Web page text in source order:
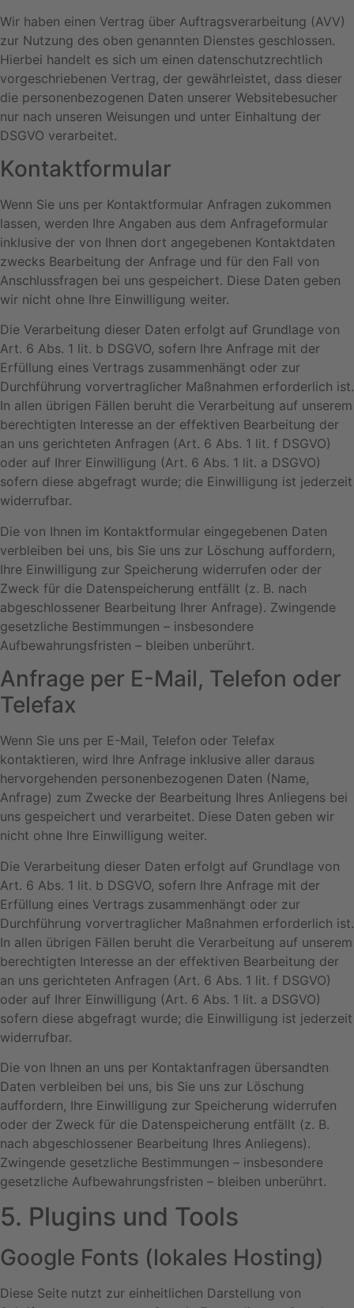
Wir haben einen Vertrag über Auftragsverarbeitung (AVV)
zur Nutzung des oben genannten Dienstes geschlossen.
Hierbei handelt es sich um einen datenschutzrechtlich
vorgeschriebenen Vertrag, der gewährleistet, dass dieser
die personenbezogenen Daten unserer Websitebesucher
nur nach unseren Weisungen und unter Einhaltung der
DSGVO verarbeitet.
Kontaktformular
Wenn Sie uns per Kontaktformular Anfragen zukommen
lassen, werden Ihre Angaben aus dem Anfrageformular
inklusive der von Ihnen dort angegebenen Kontaktdaten
zwecks Bearbeitung der Anfrage und für den Fall von
Anschlussfragen bei uns gespeichert. Diese Daten geben
wir nicht ohne Ihre Einwilligung weiter.
Die Verarbeitung dieser Daten erfolgt auf Grundlage von
Art. 6 Abs. 1 lit. b DSGVO, sofern Ihre Anfrage mit der
Erfüllung eines Vertrags zusammenhängt oder zur
Durchführung vorvertraglicher Maßnahmen erforderlich ist.
In allen übrigen Fällen beruht die Verarbeitung auf unserem
berechtigten Interesse an der effektiven Bearbeitung der
an uns gerichteten Anfragen (Art. 6 Abs. 1 lit. f DSGVO)
oder auf Ihrer Einwilligung (Art. 6 Abs. 1 lit. a DSGVO)
sofern diese abgefragt wurde; die Einwilligung ist jederzeit
widerrufbar.
Die von Ihnen im Kontaktformular eingegebenen Daten
verbleiben bei uns, bis Sie uns zur Löschung auffordern,
Ihre Einwilligung zur Speicherung widerrufen oder der
Zweck für die Datenspeicherung entfällt (z. B. nach
abgeschlossener Bearbeitung Ihrer Anfrage). Zwingende
gesetzliche Bestimmungen – insbesondere
Aufbewahrungsfristen – bleiben unberührt.
Anfrage per E-Mail, Telefon oder
Telefax
Wenn Sie uns per E-Mail, Telefon oder Telefax
kontaktieren, wird Ihre Anfrage inklusive aller daraus
hervorgehenden personenbezogenen Daten (Name,
Anfrage) zum Zwecke der Bearbeitung Ihres Anliegens bei
uns gespeichert und verarbeitet. Diese Daten geben wir
nicht ohne Ihre Einwilligung weiter.
Die Verarbeitung dieser Daten erfolgt auf Grundlage von
Art. 6 Abs. 1 lit. b DSGVO, sofern Ihre Anfrage mit der
Erfüllung eines Vertrags zusammenhängt oder zur
Durchführung vorvertraglicher Maßnahmen erforderlich ist.
In allen übrigen Fällen beruht die Verarbeitung auf unserem
berechtigten Interesse an der effektiven Bearbeitung der
an uns gerichteten Anfragen (Art. 6 Abs. 1 lit. f DSGVO)
oder auf Ihrer Einwilligung (Art. 6 Abs. 1 lit. a DSGVO)
sofern diese abgefragt wurde; die Einwilligung ist jederzeit
widerrufbar.
Die von Ihnen an uns per Kontaktanfragen übersandten
Daten verbleiben bei uns, bis Sie uns zur Löschung
auffordern, Ihre Einwilligung zur Speicherung widerrufen
oder der Zweck für die Datenspeicherung entfällt (z. B.
nach abgeschlossener Bearbeitung Ihres Anliegens).
Zwingende gesetzliche Bestimmungen – insbesondere
gesetzliche Aufbewahrungsfristen – bleiben unberührt.
5. Plugins und Tools
Google Fonts (lokales Hosting)
Diese Seite nutzt zur einheitlichen Darstellung von